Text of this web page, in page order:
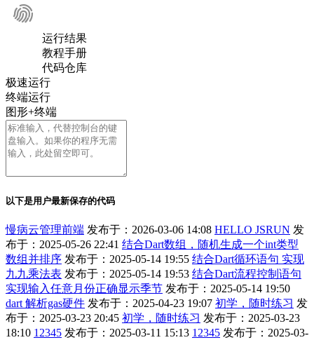
运行结果
教程手册
代码仓库
极速运行
终端运行
图形+终端
以下是用户最新保存的代码
慢病云管理前端 发布于：2026-03-06 14:08 HELLO JSRUN 发
布于：2025-05-26 22:41 结合Dart数组，随机生成一个int类型
数组并排序 发布于：2025-05-14 19:55 结合Dart循环语句 实现
九九乘法表 发布于：2025-05-14 19:53 结合Dart流程控制语句
实现输入任意月份正确显示季节 发布于：2025-05-14 19:50
dart 解析gas硬件 发布于：2025-04-23 19:07 初学，随时练习 发
布于：2025-03-23 20:45 初学，随时练习 发布于：2025-03-23
18:10 12345 发布于：2025-03-11 15:13 12345 发布于：2025-03-